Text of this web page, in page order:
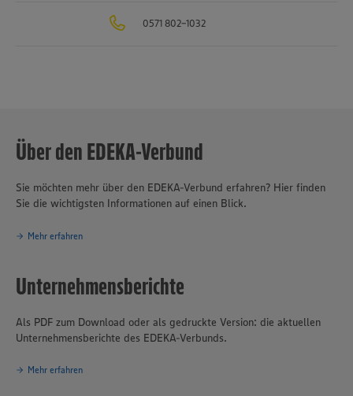
in Sachen Nachhaltigkeit und Klimaschutz. Seit über 100 Jahren ist
verantwortungsvolles und nachhaltiges Handeln
0571 802-1032
Über den EDEKA-Verbund
Sie möchten mehr über den EDEKA-Verbund erfahren? Hier finden
Sie die wichtigsten Informationen auf einen Blick.
Mehr erfahren
Unternehmensberichte
Als PDF zum Download oder als gedruckte Version: die aktuellen
Unternehmensberichte des EDEKA-Verbunds.
Mehr erfahren